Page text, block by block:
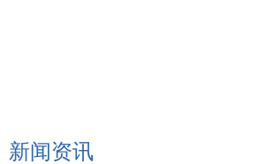
新闻资讯